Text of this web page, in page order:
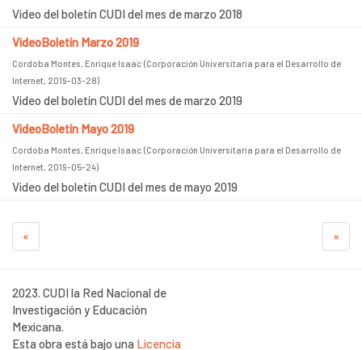
Video del boletín CUDI del mes de marzo 2018
VideoBoletín Marzo 2019
Cordoba Montes, Enrique Isaac (Corporación Universitaria para el Desarrollo de
Internet, 2019-03-28)
Video del boletín CUDI del mes de marzo 2019
VideoBoletín Mayo 2019
Cordoba Montes, Enrique Isaac (Corporación Universitaria para el Desarrollo de
Internet, 2019-05-24)
Video del boletín CUDI del mes de mayo 2019
« »
2023. CUDI la Red Nacional de
Investigación y Educación
Mexicana.
Esta obra está bajo una Licencia